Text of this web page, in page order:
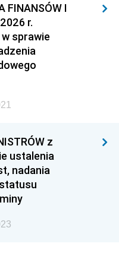
FINANSÓW I
r.
sprawie
z
ustalenia
nadania